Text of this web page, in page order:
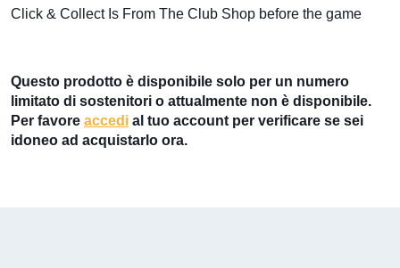
​Click & Collect Is From The Club Shop before the game
Questo prodotto è disponibile solo per un numero
limitato di sostenitori o attualmente non è disponibile.
Per favore accedi al tuo account per verificare se sei
idoneo ad acquistarlo ora.